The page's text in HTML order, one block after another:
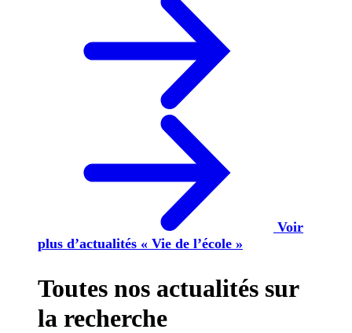
Voir
plus d’actualités « Vie de l’école »
Toutes nos actualités sur
la recherche